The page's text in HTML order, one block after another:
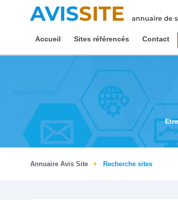
AVISSITE annuaire de
Accueil Sites référencés Contact
Annuaire Avis Site Recherche sites